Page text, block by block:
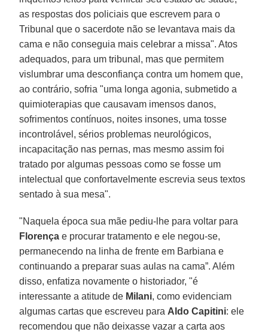
as respostas dos policiais que escrevem para o
Tribunal que o sacerdote não se levantava mais da
cama e não conseguia mais celebrar a missa". Atos
adequados, para um tribunal, mas que permitem
vislumbrar uma desconfiança contra um homem que,
ao contrário, sofria "uma longa agonia, submetido a
quimioterapias que causavam imensos danos,
sofrimentos contínuos, noites insones, uma tosse
incontrolável, sérios problemas neurológicos,
incapacitação nas pernas, mas mesmo assim foi
tratado por algumas pessoas como se fosse um
intelectual que confortavelmente escrevia seus textos
sentado à sua mesa".
"Naquela época sua mãe pediu-lhe para voltar para
Florença e procurar tratamento e ele negou-se,
permanecendo na linha de frente em Barbiana e
continuando a preparar suas aulas na cama”. Além
disso, enfatiza novamente o historiador, "é
interessante a atitude de Milani, como evidenciam
algumas cartas que escreveu para Aldo Capitini: ele
recomendou que não deixasse vazar a carta aos